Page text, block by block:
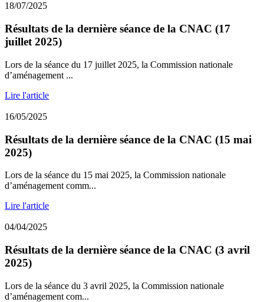
18/07/2025
Résultats de la dernière séance de la CNAC (17
juillet 2025)
Lors de la séance du 17 juillet 2025, la Commission nationale
d’aménagement ...
Lire l'article
16/05/2025
Résultats de la dernière séance de la CNAC (15 mai
2025)
Lors de la séance du 15 mai 2025, la Commission nationale
d’aménagement comm...
Lire l'article
04/04/2025
Résultats de la dernière séance de la CNAC (3 avril
2025)
Lors de la séance du 3 avril 2025, la Commission nationale
d’aménagement com...